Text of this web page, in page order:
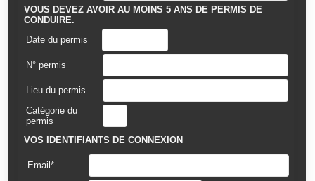
VOUS DEVEZ AVOIR AU MOINS 5 ANS DE PERMIS DE
CONDUIRE.
Date du permis
N° permis
Lieu du permis
Catégorie du
permis
VOS IDENTIFIANTS DE CONNEXION
Email*